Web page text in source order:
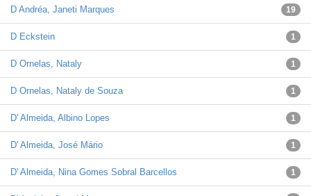
D Andréa, Janeti Marques 19
D Eckstein 1
D Ornelas, Nataly 1
D Ornelas, Nataly de Souza 1
D' Almeida, Albino Lopes 1
D' Almeida, José Mário 1
D' Almeida, Nina Gomes Sobral Barcellos 1